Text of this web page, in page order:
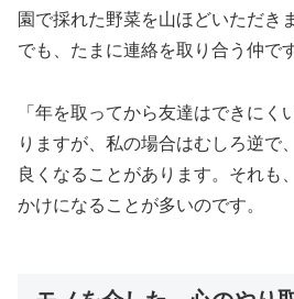
園で採れた野菜を山ほどいただき
でも、たまに連絡を取り合う仲です
「年を取ってから友達はできにく
りますが、私の場合はむしろ逆で
良くなることがあります。それも
かけになることが多いのです。